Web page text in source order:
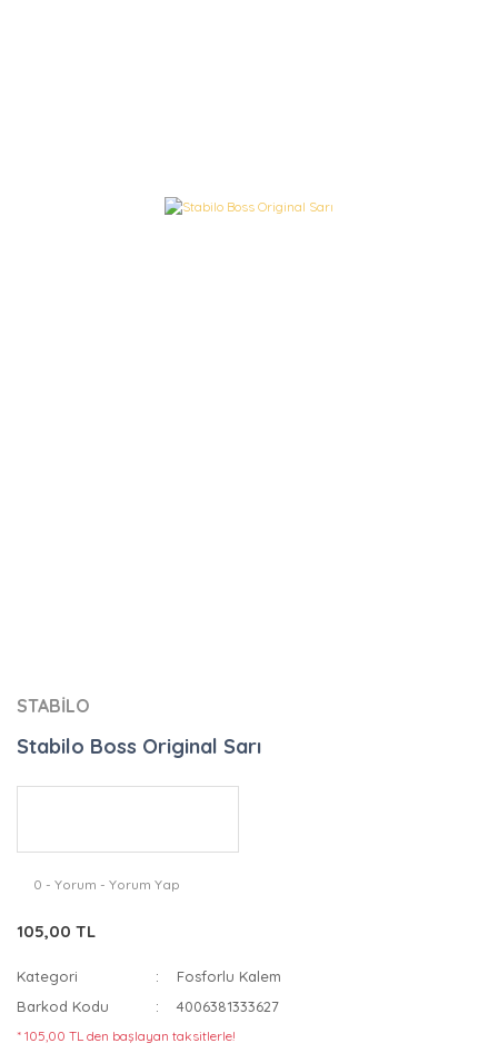
STABİLO
Stabilo Boss Original Sarı
0 - Yorum - Yorum Yap
105,00 TL
Kategori
Fosforlu Kalem
Barkod Kodu
4006381333627
* 105,00 TL den başlayan taksitlerle!